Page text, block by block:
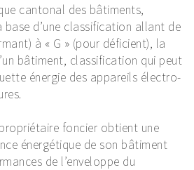
cantonal des bâtiments,
base d’une classification allant de
à « G » (pour déficient), la
bâtiment, classification qui peut
énergie des appareils électro-
foncier obtient une
énergétique de son bâtiment
de l’enveloppe du